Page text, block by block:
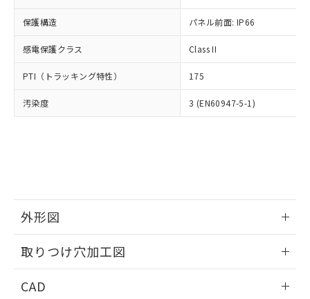
保護構造 パネル前面: IP66
感電保護クラス Class II
PTI（トラッキング特性） 175
汚染度 3 (EN60947-5-1)
外形図
取りつけ穴加工図
CAD
オムロン制御機器販売店や当社販売拠
販売ネットワーク
」をご確認
ください。
在庫状況および標準価格結果を当社の
事前の承諾なく第三者に漏洩または開
示しないようお願いします。
マイパーツ機能（部品リスト作成サー
および当社の共同利用者が、当社の製
※当社の共同利用者とは、
の共同利用に関して"
の「1.共同利
フタル酸エステル類の４物質については閾値を超える意
図的な使用がないことを確認しています。
※2 対応予定月
部品在庫の切り替え状況などにより、予定
月が前後することがあります。
とができます。
EU RoHS指令（10物質）の非含有証明書
※2 環境保護使用期限
「ｅ」：有害物質（10物質）のすべてが基
準値以下であることを示します。
「10」：通常の使用状況下において有害物
質が外部に漏えいし、環境に深刻な影響を
当社は貴社製品を、核兵器、ミサイ
ル、化学兵器、生物兵器またはその他
武器並びにこれらの製造装置等に一切
使用いたしません。
当社は、貴社製品を第三者に販売する
場合は、上記1、2および3の内容を当
該第三者に通知します。また当社は、
販売先および販売に係わる関係者が違
法に輸出するおそれがある場合は、取
在庫なし(最新の在庫状況につ
いては、お客様のお取引先、ま
たはお客様担当のオムロン制御
機器販売店・当社販売員にご確
認ください)
受注生産機種、また在庫状況の